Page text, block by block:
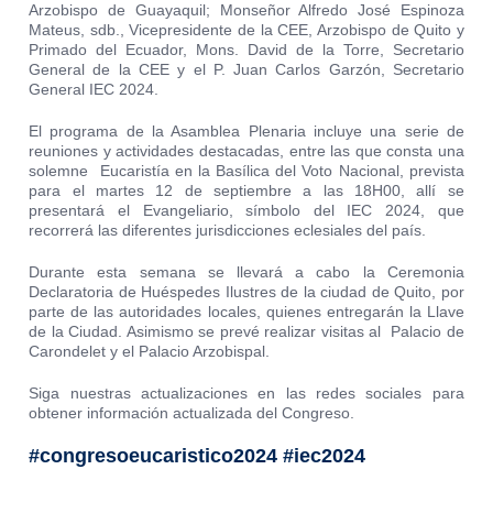
Arzobispo de Guayaquil; Monseñor Alfredo José Espinoza
Mateus, sdb., Vicepresidente de la CEE, Arzobispo de Quito y
Primado del Ecuador, Mons. David de la Torre, Secretario
General de la CEE y el P. Juan Carlos Garzón, Secretario
General IEC 2024.
El programa de la Asamblea Plenaria incluye una serie de
reuniones y actividades destacadas, entre las que consta una
solemne Eucaristía en la Basílica del Voto Nacional, prevista
para el martes 12 de septiembre a las 18H00, allí se
presentará el Evangeliario, símbolo del IEC 2024, que
recorrerá las diferentes jurisdicciones eclesiales del país.
Durante esta semana se llevará a cabo la Ceremonia
Declaratoria de Huéspedes Ilustres de la ciudad de Quito, por
parte de las autoridades locales, quienes entregarán la Llave
de la Ciudad. Asimismo se prevé realizar visitas al Palacio de
Carondelet y el Palacio Arzobispal.
Siga nuestras actualizaciones en las redes sociales para
obtener información actualizada del Congreso.
#congresoeucaristico2024 #iec2024